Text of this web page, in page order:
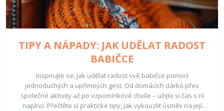
TIPY A NÁPADY: JAK UDĚLAT RADOST
BABIČCE
Inspirujte se, jak udělat radost své babičce pomocí
jednoduchých a upřímných gest. Od domácích dárků přes
společné aktivity až po vzpomínkové chvíle – užijte si čas s ní
naplno. Přečtěte si praktické tipy, jak vykouzlit úsměv na její